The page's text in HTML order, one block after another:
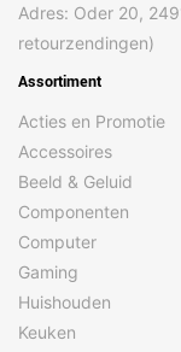
Adres: Oder 20,
retourzendingen)
Assortiment
Acties en Promotie
Accessoires
Beeld & Geluid
Componenten
Computer
Gaming
Huishouden
Keuken